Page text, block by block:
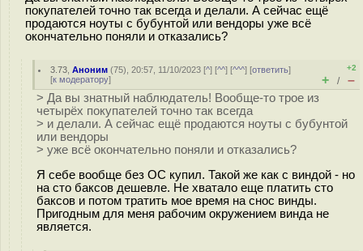
покупателей точно так всегда и делали. А сейчас ещё
продаются ноуты с бубунтой или вендоры уже всё
окончательно поняли и отказались?
3.73 ,Аноним (75), 20:57, 11/10/2023 [^] [^^] [^^^] [ответить]
[к модератору]
+2
+ / –
> Да вы знатный наблюдатель! Вообще-то трое из
четырёх покупателей точно так всегда
> и делали. А сейчас ещё продаются ноуты с бубунтой
или вендоры
> уже всё окончательно поняли и отказались?
Я себе вообще без ОС купил. Такой же как с виндой - но
на сто баксов дешевле. Не хватало еще платить сто
баксов и потом тратить мое время на снос винды.
Пригодным для меня рабочим окружением винда не
является.